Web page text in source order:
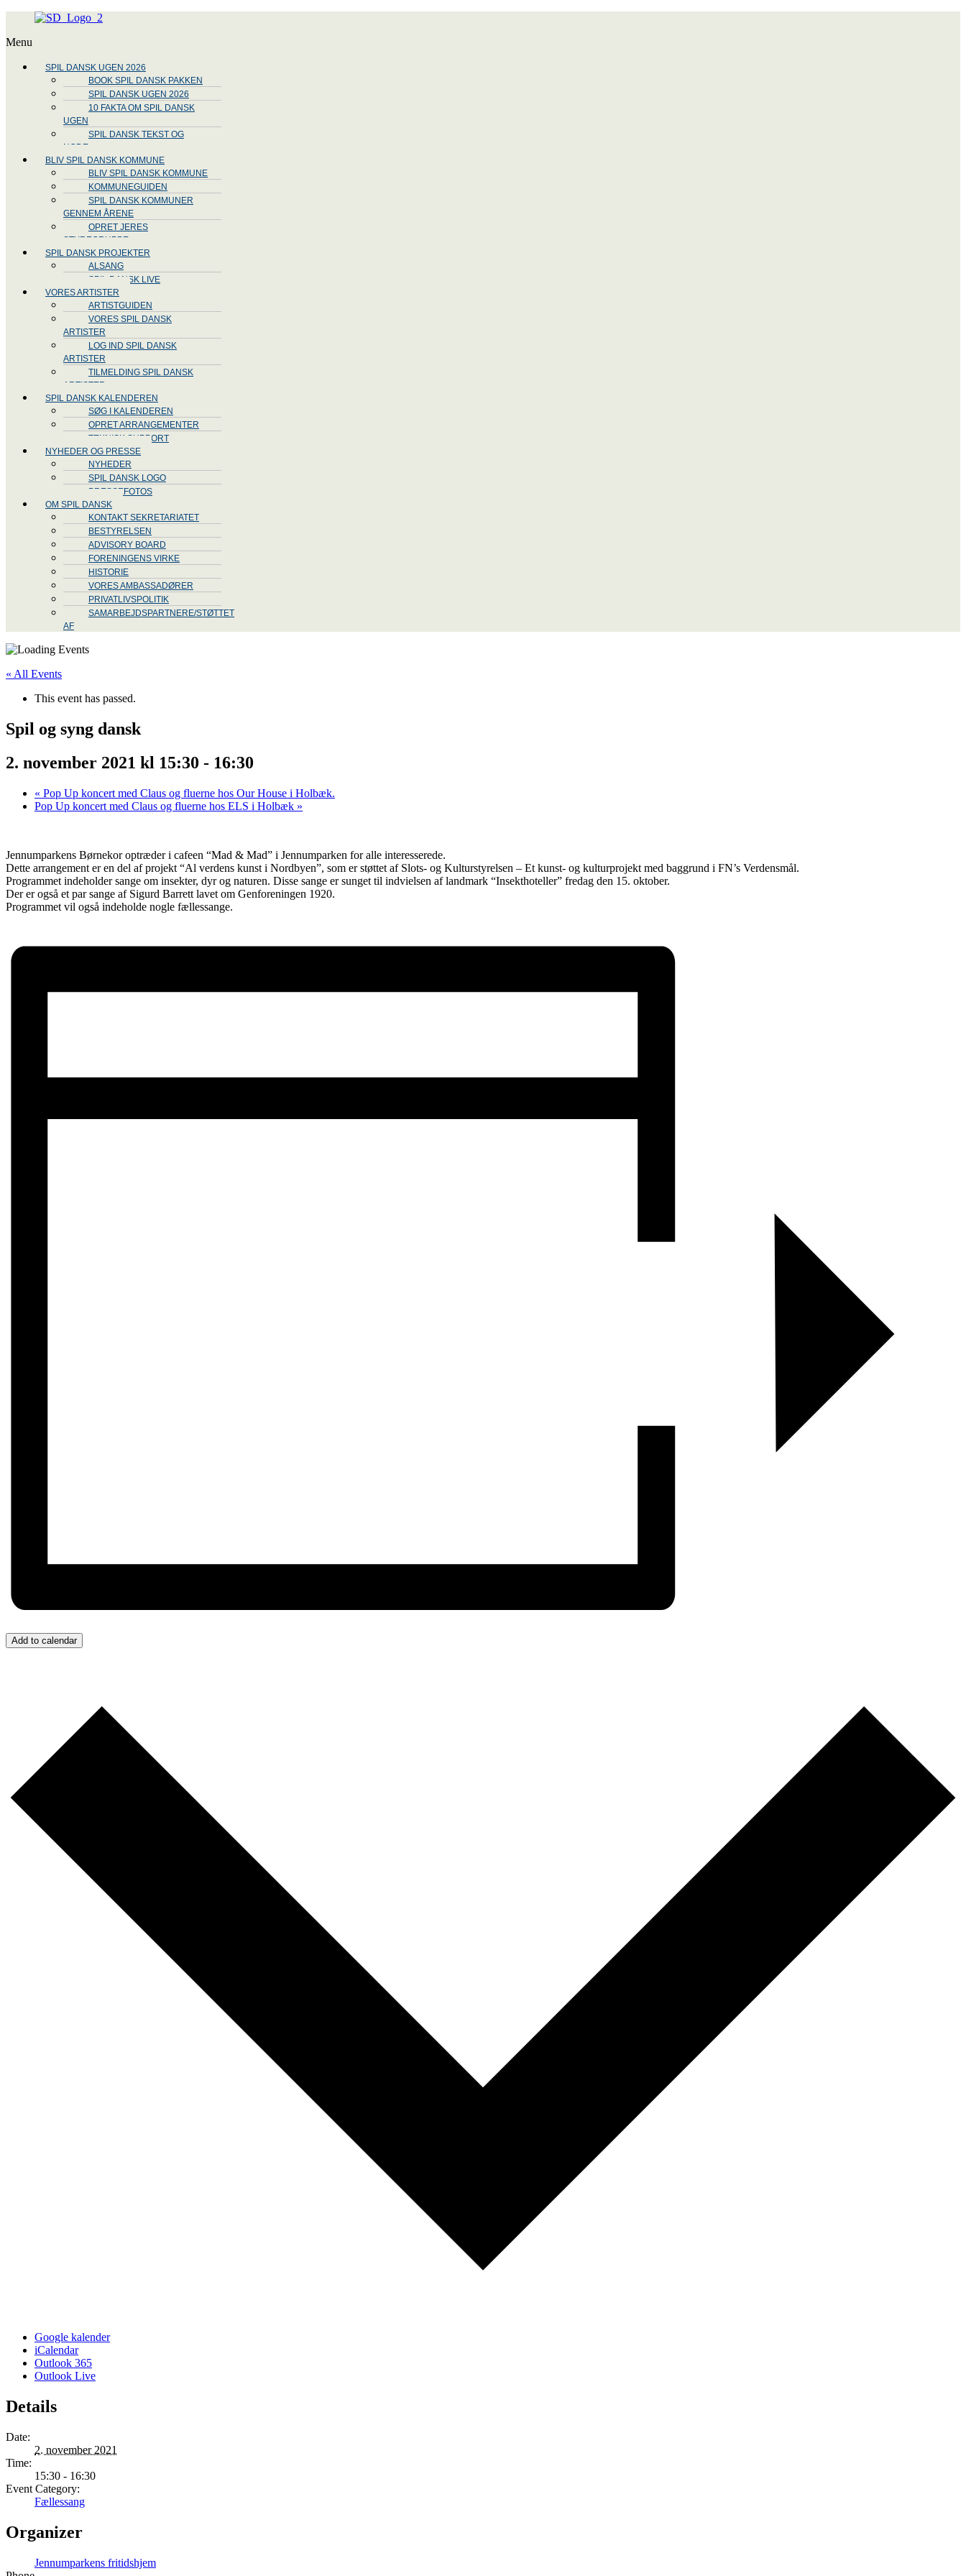
Menu
SPIL DANSK UGEN 2026
BOOK SPIL DANSK PAKKEN
SPIL DANSK UGEN 2026
10 FAKTA OM SPIL DANSK
UGEN
SPIL DANSK TEKST OG
NODE
BLIV SPIL DANSK KOMMUNE
BLIV SPIL DANSK KOMMUNE
KOMMUNEGUIDEN
SPIL DANSK KOMMUNER
GENNEM ÅRENE
OPRET JERES
STYREGRUPPE
SPIL DANSK PROJEKTER
ALSANG
SPIL DANSK LIVE
VORES ARTISTER
ARTISTGUIDEN
VORES SPIL DANSK
ARTISTER
LOG IND SPIL DANSK
ARTISTER
TILMELDING SPIL DANSK
ARTISTER
SPIL DANSK KALENDEREN
SØG I KALENDEREN
OPRET ARRANGEMENTER
TEKNISK SUPPORT
NYHEDER OG PRESSE
NYHEDER
SPIL DANSK LOGO
PRESSEFOTOS
OM SPIL DANSK
KONTAKT SEKRETARIATET
BESTYRELSEN
ADVISORY BOARD
FORENINGENS VIRKE
HISTORIE
VORES AMBASSADØRER
PRIVATLIVSPOLITIK
SAMARBEJDSPARTNERE/STØTTET
AF
« All Events
This event has passed.
Spil og syng dansk
2. november 2021 kl 15:30 - 16:30
« Pop Up koncert med Claus og fluerne hos Our House i Holbæk.
Pop Up koncert med Claus og fluerne hos ELS i Holbæk »
Jennumparkens Børnekor optræder i cafeen “Mad & Mad” i Jennumparken for alle interesserede.
Dette arrangement er en del af projekt “Al verdens kunst i Nordbyen”, som er støttet af Slots- og Kulturstyrelsen – Et kunst- og kulturprojekt med baggrund i FN’s Verdensmål.
Programmet indeholder sange om insekter, dyr og naturen. Disse sange er sunget til indvielsen af landmark “Insekthoteller” fredag den 15. oktober.
Der er også et par sange af Sigurd Barrett lavet om Genforeningen 1920.
Programmet vil også indeholde nogle fællessange.
Add to calendar
Google kalender
iCalendar
Outlook 365
Outlook Live
Details
Date:
2. november 2021
Time:
15:30 - 16:30
Event Category:
Fællessang
Organizer
Jennumparkens fritidshjem